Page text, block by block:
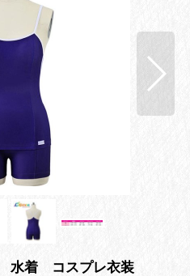
水着 コスプレ衣装